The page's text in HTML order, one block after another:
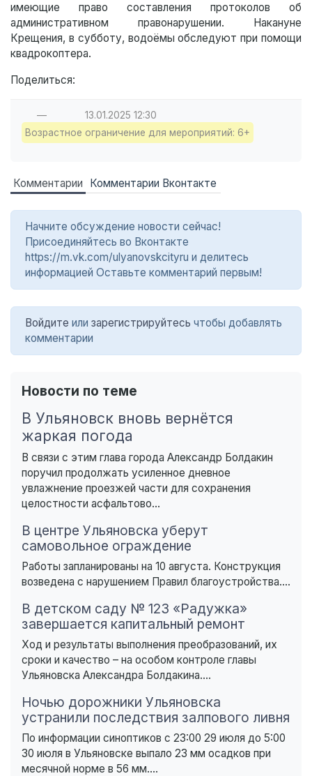
имеющие право составления протоколов об
административном правонарушении. Накануне
Крещения, в субботу, водоёмы обследуют при помощи
квадрокоптера.
Поделиться:
— 13.01.2025 12:30
Возрастное ограничение для мероприятий: 6+
Комментарии Комментарии Вконтакте
Начните обсуждение новости сейчас!
Присоединяйтесь во Вконтакте
https://m.vk.com/ulyanovskcityru и делитесь
информацией Оставьте комментарий первым!
Войдите или зарегистрируйтесь чтобы добавлять
комментарии
Новости по теме
В Ульяновск вновь вернётся
жаркая погода
В связи с этим глава города Александр Болдакин
поручил продолжать усиленное дневное
увлажнение проезжей части для сохранения
целостности асфальтово...
В центре Ульяновска уберут
самовольное ограждение
Работы запланированы на 10 августа. Конструкция
возведена с нарушением Правил благоустройства....
В детском саду № 123 «Радужка»
завершается капитальный ремонт
Ход и результаты выполнения преобразований, их
сроки и качество – на особом контроле главы
Ульяновска Александра Болдакина....
Ночью дорожники Ульяновска
устранили последствия залпового ливня
По информации синоптиков с 23:00 29 июля до 5:00
30 июля в Ульяновске выпало 23 мм осадков при
месячной норме в 56 мм....